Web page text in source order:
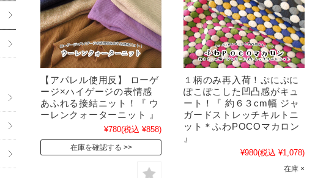
【アパレル使用反】 ローゲ
ージ×ハイゲージの表情感
あふれる接結ニット！『 ウ
ーレンクォーターニット 』
¥780(税込 ¥858)
在庫を確認する
１柄のみ再入荷！ぷにぷに
ぽこぽこした凹凸感がキュ
ート！『 約６３cm幅 ジャ
ガードストレッチキルトニ
ット＊ふわPOCOマカロン
』
¥980(税込 ¥1,078)
在庫 ×